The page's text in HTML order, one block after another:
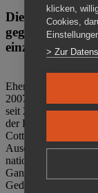
Die
gegen das
einzigartig.
Ehemalige
2007 den Verein
seit 2011
der Bautzener
Cottbus ist. Im
Ganzjährig zeigen
Gedenkstätte
klicken,
Cookies,
> Zur